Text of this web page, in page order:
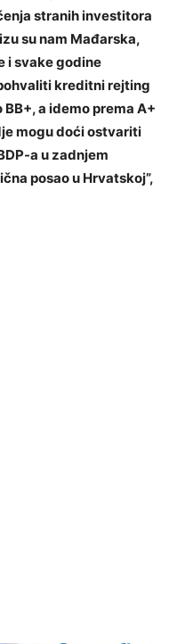
stranih investitora
su nam Mađarska,
i svake godine
kreditni rejting
a idemo prema A+
mogu doći ostvariti
a u zadnjem
posao u Hrvatskoj”,